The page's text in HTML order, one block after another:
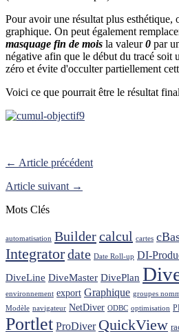
Pour avoir une résultat plus esthétique,
graphique. On peut également
masquage fin de mois la valeur0 par
négative afin que le début du tracé soit
zéro et évite d'occulter partiellement
Voici ce que pourrait être le résultat
← Article précédent
Article suivant →
Mots Clés
automatisation Buildercalcul cartes
Integratordate Date Roll-up DI-
DiveLine DiveMaster DivePlan
environnement export Graphique groupes
Modèle navigateur NetDiver ODBC optimisation
Portlet ProDiver QuickView